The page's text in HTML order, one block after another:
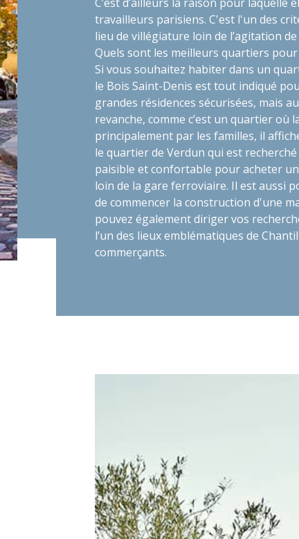
travailleurs parisiens. C'est l'un des
lieu de villégiature loin de l’agitation de
Quels sont les meilleurs quartiers pour
Si vous souhaitez habiter dans un
le Bois Saint-Denis est tout indiqué
grandes résidences sécurisées, mais
revanche, comme c’est un quartier où
principalement par les familles, il
le quartier de Verdun qui est
paisible et confortable pour acheter
loin de la gare ferroviaire. Il est aussi
de commencer la construction d'une
pouvez également diriger vos
l’un des lieux emblématiques de
commerçants.